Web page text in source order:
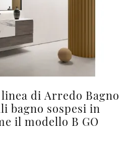
di Arredo Bagno
bagno sospesi in
il modello B GO